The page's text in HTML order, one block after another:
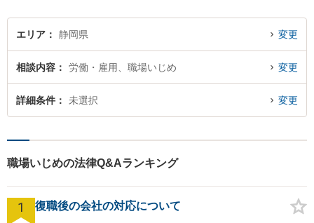
エリア 静岡県 変更
相談内容 労働・雇用、職場いじめ 変更
詳細条件 未選択 変更
職場いじめの法律Q&Aランキング
1 復職後の会社の対応について